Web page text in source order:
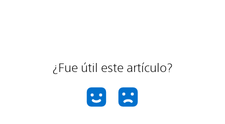
¿Fue útil este artículo?